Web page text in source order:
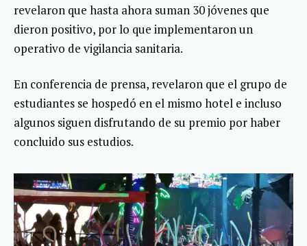
revelaron que hasta ahora suman 30 jóvenes que
dieron positivo, por lo que implementaron un
operativo de vigilancia sanitaria.
En conferencia de prensa, revelaron que el grupo de
estudiantes se hospedó en el mismo hotel e incluso
algunos siguen disfrutando de su premio por haber
concluido sus estudios.